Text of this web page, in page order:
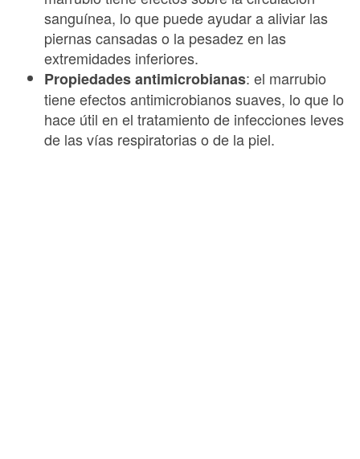
sanguínea, lo que puede ayudar a aliviar las
piernas cansadas o la pesadez en las
extremidades inferiores.
Propiedades antimicrobianas: el marrubio
tiene efectos antimicrobianos suaves, lo que lo
hace útil en el tratamiento de infecciones leves
de las vías respiratorias o de la piel.